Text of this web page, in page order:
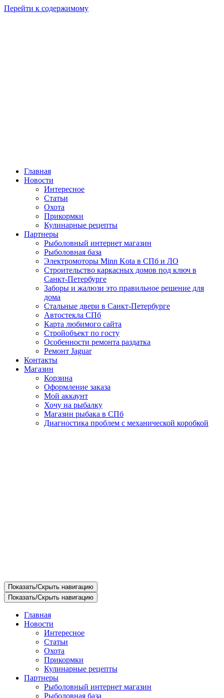
Перейти к содержимому
Главная
Новости
Интересное
Статьи
Охота
Прикормки
Кулинарные рецепты
Партнеры
Рыболовный интернет магазин
Рыболовная база
Электромоторы Minn Kota в СПб и ЛО
Строительство каркасных домов под ключ в
Санкт-Петербурге
Заборы и жалюзи это правильное решение для
дома
Стальные двери в Санкт-Петербурге
Автостекла СПб
Карта любимого сайта
Стройобъект по госту
Особенности ремонта раздатка
Ремонт Jaguar
Контакты
Магазин
Корзина
Оформление заказа
Мой аккаунт
Хочу на рыбалку
Магазин рыбака в СПб
Диагностика проблем с механической коробкой
Показать/Скрыть навигацию
Показать/Скрыть навигацию
Главная
Новости
Интересное
Статьи
Охота
Прикормки
Кулинарные рецепты
Партнеры
Рыболовный интернет магазин
Рыболовная база